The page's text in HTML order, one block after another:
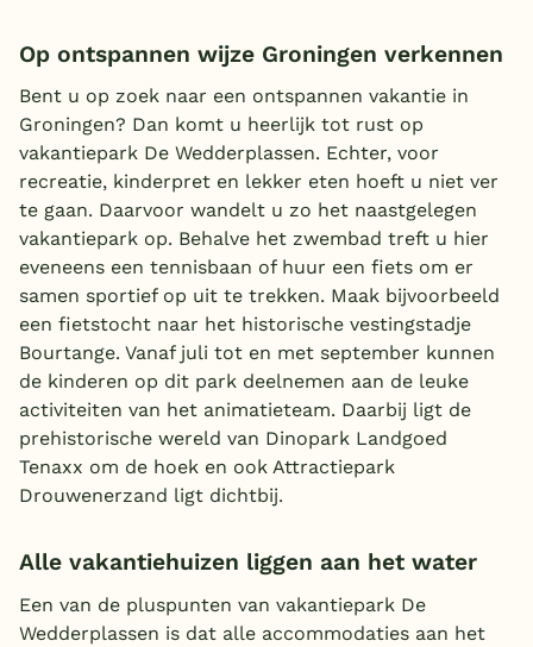
Op ontspannen wijze Groningen verkennen
Bent u op zoek naar een ontspannen vakantie in
Groningen? Dan komt u heerlijk tot rust op
vakantiepark De Wedderplassen. Echter, voor
recreatie, kinderpret en lekker eten hoeft u niet ver
te gaan. Daarvoor wandelt u zo het naastgelegen
vakantiepark op. Behalve het zwembad treft u hier
eveneens een tennisbaan of huur een fiets om er
samen sportief op uit te trekken. Maak bijvoorbeeld
een fietstocht naar het historische vestingstadje
Bourtange. Vanaf juli tot en met september kunnen
de kinderen op dit park deelnemen aan de leuke
activiteiten van het animatieteam. Daarbij ligt de
prehistorische wereld van Dinopark Landgoed
Tenaxx om de hoek en ook Attractiepark
Drouwenerzand ligt dichtbij.
Alle vakantiehuizen liggen aan het water
Een van de pluspunten van vakantiepark De
Wedderplassen is dat alle accommodaties aan het